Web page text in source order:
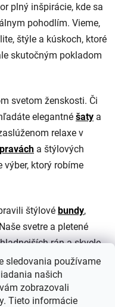
sledovania používame
našich
zobrazovali
Tieto informácie
plný inšpirácie, kde sa
pohodlím. Vieme,
štýle a kúskoch, ktoré
skutočným pokladom
svetom ženskosti. Či
elegantné šaty a
relaxe v
a štýlových
výber, ktorý robíme
štýlové bundy,
svetre a pletené
rán a skvele
. Nezabudnite, že aj tie
na unikátny outfit